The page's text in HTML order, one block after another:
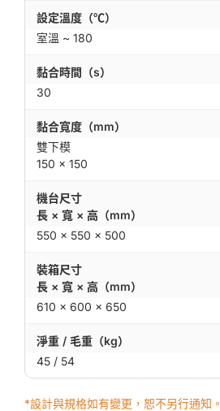
設定溫度（℃）
室溫 ~ 180
黏合時間（s）
30
黏合寬度（mm）
雙下模
150 × 150
機台尺寸
長 × 寬 × 高（mm）
550 × 550 × 500
裝箱尺寸
長 × 寬 × 高（mm）
610 × 600 × 650
淨重 / 毛重（kg）
45 / 54
*設計與規格如有變更，恕不另行通知。